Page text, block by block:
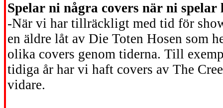
Spelar ni några covers när ni
-När vi har tillräckligt med tid för
en äldre låt av Die Toten Hosen som
olika covers genom tiderna. Till
tidiga år har vi haft covers av The
vidare.